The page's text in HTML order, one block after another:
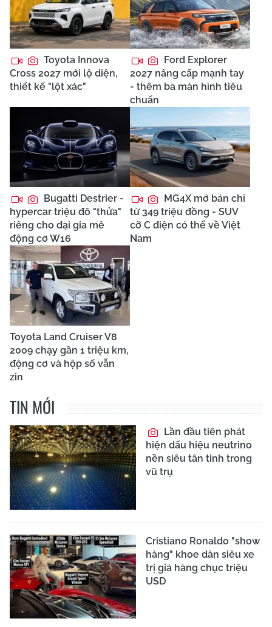
Toyota Innova
Cross 2027 mới lộ diện,
thiết kế "lột xác"
Ford Explorer
2027 nâng cấp mạnh tay
- thêm ba màn hình tiêu
chuẩn
Bugatti Destrier -
hypercar triệu đô "thửa"
riêng cho đại gia mê
động cơ W16
MG4X mở bán chỉ
từ 349 triệu đồng - SUV
cỡ C điện có thể về Việt
Nam
Toyota Land Cruiser V8
2009 chạy gần 1 triệu km,
động cơ và hộp số vẫn
zin
TIN MỚI
Lần đầu tiên phát
hiện dấu hiệu neutrino
nền siêu tân tinh trong
vũ trụ
Cristiano Ronaldo "show
hàng" khoe dàn siêu xe
trị giá hàng chục triệu
USD